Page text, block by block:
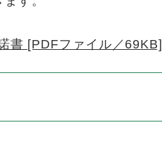
書 [PDFファイル／69KB]